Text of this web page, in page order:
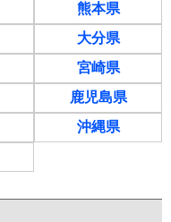
熊本県
大分県
宮崎県
鹿児島県
沖縄県